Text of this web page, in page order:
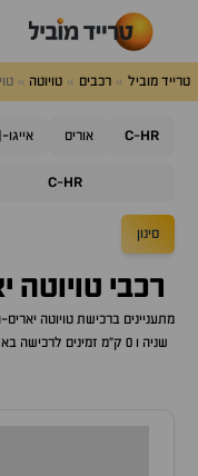
טרייד מוביל רכבים טויוטה
C-HR אוריס
C-HR
סינון
רכבי טויוטה
מתעניינים ברכישת טויוטה
שניה ו 0 ק"מ זמינים לרכישה באתר, לכם רק נותר לבחור את ה